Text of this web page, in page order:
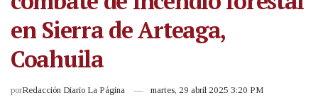
en Sierra de Arteaga,
Coahuila
porRedacción Diario La Página martes, 29 abril 2025 3:20 PM